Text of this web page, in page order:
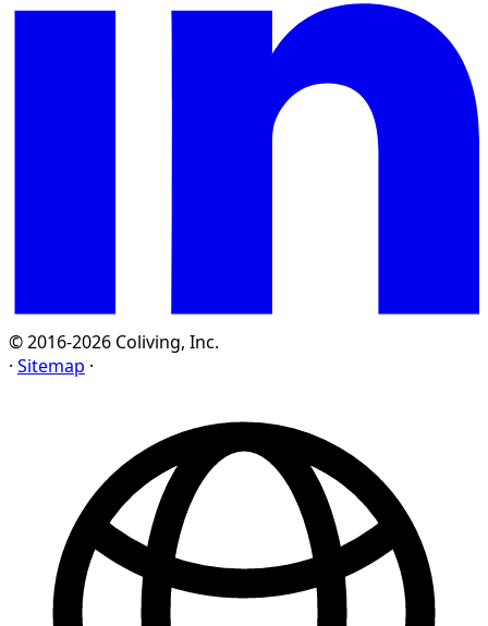
© 2016-2026 Coliving, Inc.
· Sitemap ·